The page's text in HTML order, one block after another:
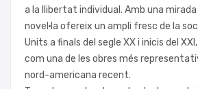
a la llibertat individual. Amb una
novel·la ofereix un ampli fresc de la
Units a finals del segle XX i inicis del
com una de les obres més
nord-americana recent.